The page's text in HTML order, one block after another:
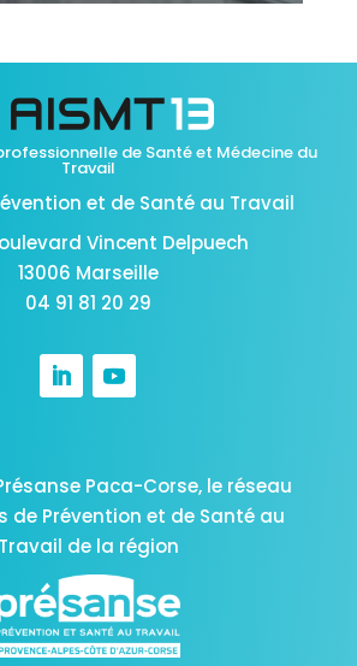
de Santé et Médecine du
Travail
et de Santé au Travail
Vincent Delpuech
13006 Marseille
04 91 81 20 29
Paca-Corse, le réseau
de Prévention et de Santé au
Travail de la région